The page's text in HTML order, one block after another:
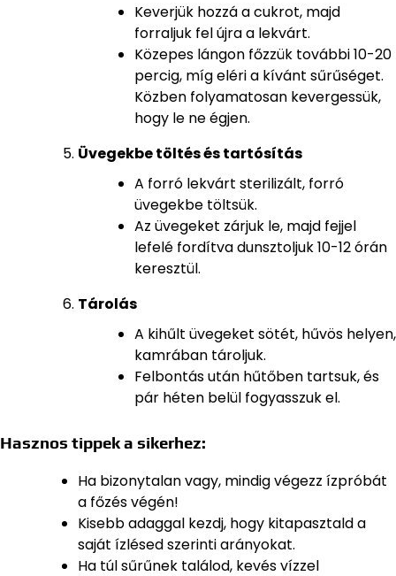
Keverjük hozzá a cukrot, majd
forraljuk fel újra a lekvárt.
Közepes lángon főzzük további 10-20
percig, míg eléri a kívánt sűrűséget.
Közben folyamatosan kevergessük,
hogy le ne égjen.
Üvegekbe töltés és tartósítás
A forró lekvárt sterilizált, forró
üvegekbe töltsük.
Az üvegeket zárjuk le, majd fejjel
lefelé fordítva dunsztoljuk 10-12 órán
keresztül.
Tárolás
A kihűlt üvegeket sötét, hűvös helyen,
kamrában tároljuk.
Felbontás után hűtőben tartsuk, és
pár héten belül fogyasszuk el.
Hasznos tippek a sikerhez:
Ha bizonytalan vagy, mindig végezz ízpróbát
a főzés végén!
Kisebb adaggal kezdj, hogy kitapasztald a
saját ízlésed szerinti arányokat.
Ha túl sűrűnek találod, kevés vízzel